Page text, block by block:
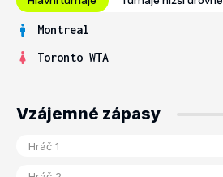
Montreal
Toronto WTA
Vzájemné zápasy